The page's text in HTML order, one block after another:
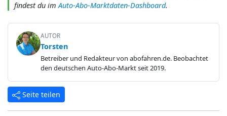
findest du imAuto-Abo-Marktdaten-Dashboard.
AUTOR
Torsten
Betreiber und Redakteur von abofahren.de. Beobachtet
den deutschen Auto-Abo-Markt seit 2019.
Seite teilen